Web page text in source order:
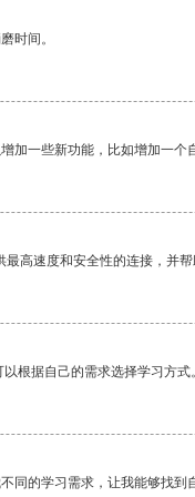
时间。
加一些新功能，比如增加一个
高速度和安全性的连接，并帮
根据自己的需求选择学习方式
同的学习需求，让我能够找到